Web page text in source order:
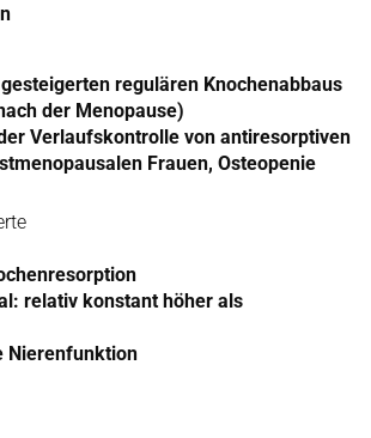
regulären Knochenabbaus
der Menopause)
Verlaufskontrolle von antiresorptiven
Frauen, Osteopenie
relativ konstant höher als
Nierenfunktion